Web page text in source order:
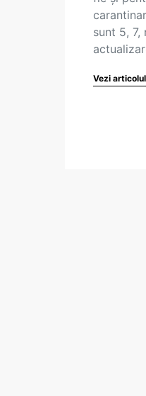
sunt 5, 7,
Vezi articolul